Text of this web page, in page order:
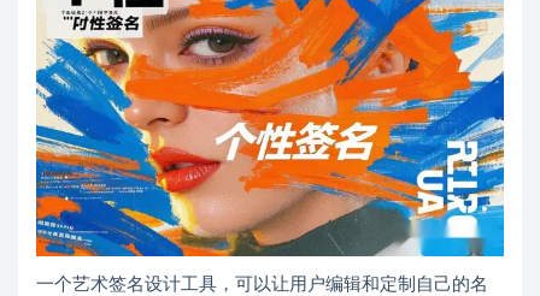
一个艺术签名设计工具，可以让用户编辑和定制自己的名